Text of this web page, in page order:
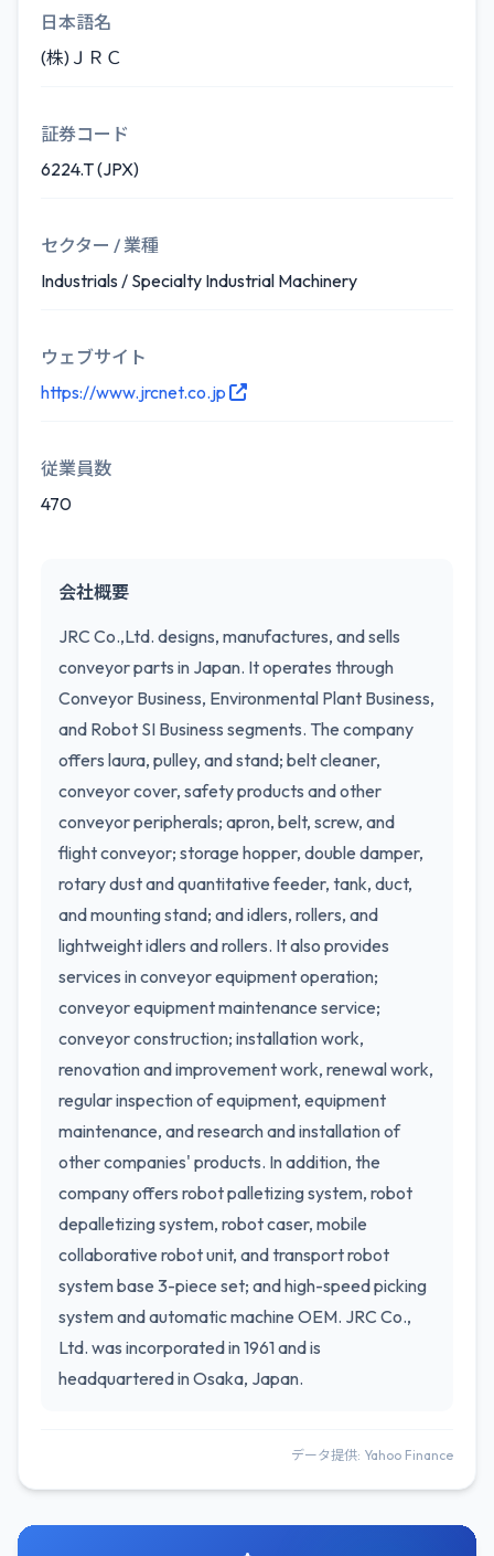
日本語名
(株)ＪＲＣ
証券コード
6224.T (JPX)
セクター / 業種
Industrials / Specialty Industrial Machinery
ウェブサイト
https://www.jrcnet.co.jp
従業員数
470
会社概要
JRC Co.,Ltd. designs, manufactures, and sells
conveyor parts in Japan. It operates through
Conveyor Business, Environmental Plant Business,
and Robot SI Business segments. The company
offers laura, pulley, and stand; belt cleaner,
conveyor cover, safety products and other
conveyor peripherals; apron, belt, screw, and
flight conveyor; storage hopper, double damper,
rotary dust and quantitative feeder, tank, duct,
and mounting stand; and idlers, rollers, and
lightweight idlers and rollers. It also provides
services in conveyor equipment operation;
conveyor equipment maintenance service;
conveyor construction; installation work,
renovation and improvement work, renewal work,
regular inspection of equipment, equipment
maintenance, and research and installation of
other companies' products. In addition, the
company offers robot palletizing system, robot
depalletizing system, robot caser, mobile
collaborative robot unit, and transport robot
system base 3-piece set; and high-speed picking
system and automatic machine OEM. JRC Co.,
Ltd. was incorporated in 1961 and is
headquartered in Osaka, Japan.
データ提供: Yahoo Finance